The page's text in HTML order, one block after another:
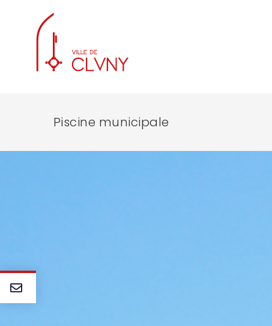
Piscine municipale